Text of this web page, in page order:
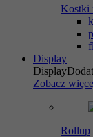
Kostki
Display
Display
Zobacz
Rollup